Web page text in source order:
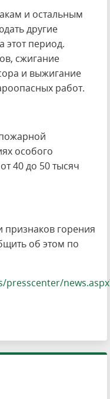
и остальным
другие
этот период.
сжигание
и выжигание
работ.
особого
40 до 50 тысяч
горения
об этом по